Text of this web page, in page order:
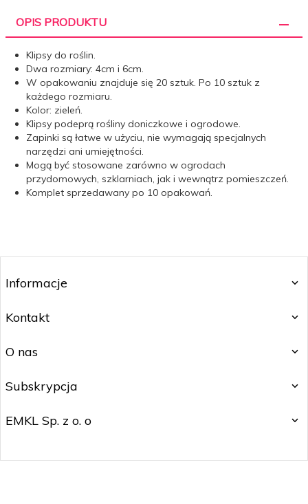
OPIS PRODUKTU
Klipsy do roślin.
Dwa rozmiary: 4cm i 6cm.
W opakowaniu znajduje się 20 sztuk. Po 10 sztuk z
każdego rozmiaru.
Kolor: zieleń.
Klipsy podeprą rośliny doniczkowe i ogrodowe.
Zapinki są łatwe w użyciu, nie wymagają specjalnych
narzędzi ani umiejętności.
Mogą być stosowane zarówno w ogrodach
przydomowych, szklarniach, jak i wewnątrz pomieszczeń.
Komplet sprzedawany po 10 opakowań.
Informacje
Kontakt
O nas
Subskrypcja
EMKL Sp. z o. o